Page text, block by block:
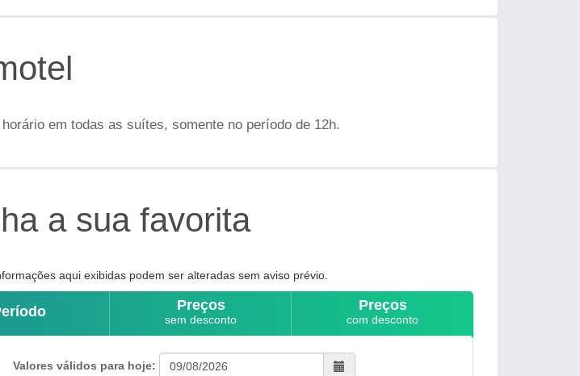
em todas as suítes, somente no período de 12h.
a sua favorita
aqui exibidas podem ser alteradas sem aviso prévio.
Preços
sem desconto
Preços
com desconto
Valores válidos para hoje: